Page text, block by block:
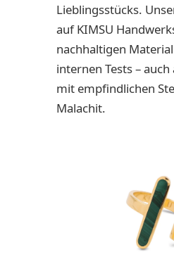
Lieblingsstücks.
auf KIMSU
nachhaltigen
internen Tests –
mit empfindlichen
Malachit.